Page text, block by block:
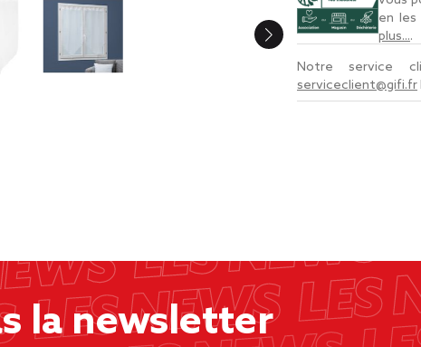
en les
plus....
Notre service
serviceclient@gifi.fr
la newsletter